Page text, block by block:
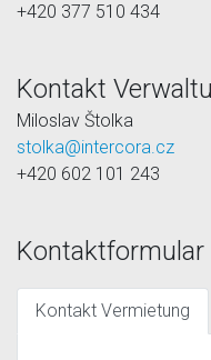
+420 377 510 434
Kontakt
Miloslav Štolka
stolka@intercora.cz
+420 602 101 243
Kontaktformular
Kontakt Vermietung